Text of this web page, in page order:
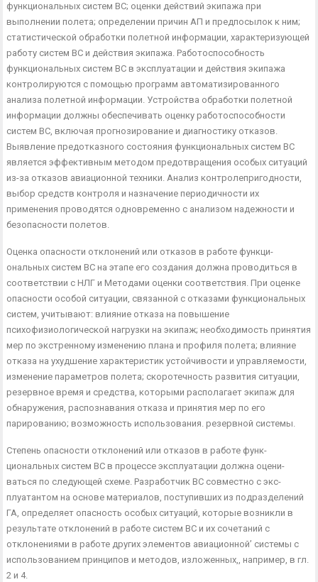
функциональных систем ВС; оценки действий экипажа при
выполнении полета; определении причин АП и предпосылок к ним;
статистической обработки полетной информации, харак­теризующей
работу систем ВС и действия экипажа. Работоспо­собность
функциональных систем ВС в эксплуатации и действия экипажа
контролируются с помощью программ автоматизиро­ванного
анализа полетной информации. Устройства обработки полетной
информации должны обеспечивать оценку работоспо­собности
систем ВС, включая прогнозирование и диагностику отказов.
Выявление предотказного состояния функциональных систем ВС
является эффективным методом предотвращения особых ситуаций
из-за отказов авиационной техники. Анализ контролепригодности,
выбор средств контроля и назначение пе­риодичности их
применения проводятся одновременно с анали­зом надежности и
безопасности полетов.
Оценка опасности отклонений или отказов в работе функци­
ональных систем ВС на этапе его создания должна проводиться в
соответствии с НЛГ и Методами оценки соответствия. При оценке
опасности особой ситуации, связанной с отказами функ­циональных
систем, учитывают: влияние отказа на повышение
психофизиологической нагрузки на экипаж; необходимость при­нятия
мер по экстренному изменению плана и профиля полета; влияние
отказа на ухудшение характеристик устойчивости и уп­равляемости,
изменение параметров полета; скоротечность раз­вития ситуации,
резервное время и средства, которыми распо­лагает экипаж для
обнаружения, распознавания отказа и при­нятия мер по его
парированию; возможность использования. ре­зервной системы.
Степень опасности отклонений или отказов в работе функ­
циональных систем ВС в процессе эксплуатации должна оцени­
ваться по следующей схеме. Разработчик ВС совместно с экс­
плуатантом на основе материалов, поступивших из подразделе­ний
ГА, определяет опасность особых ситуаций, которые воз­никли в
результате отклонений в работе систем ВС и их соче­таний с
отклонениями в работе других элементов авиационной’ системы с
использованием принципов и методов, изложенных,, например, в гл.
2 и 4.